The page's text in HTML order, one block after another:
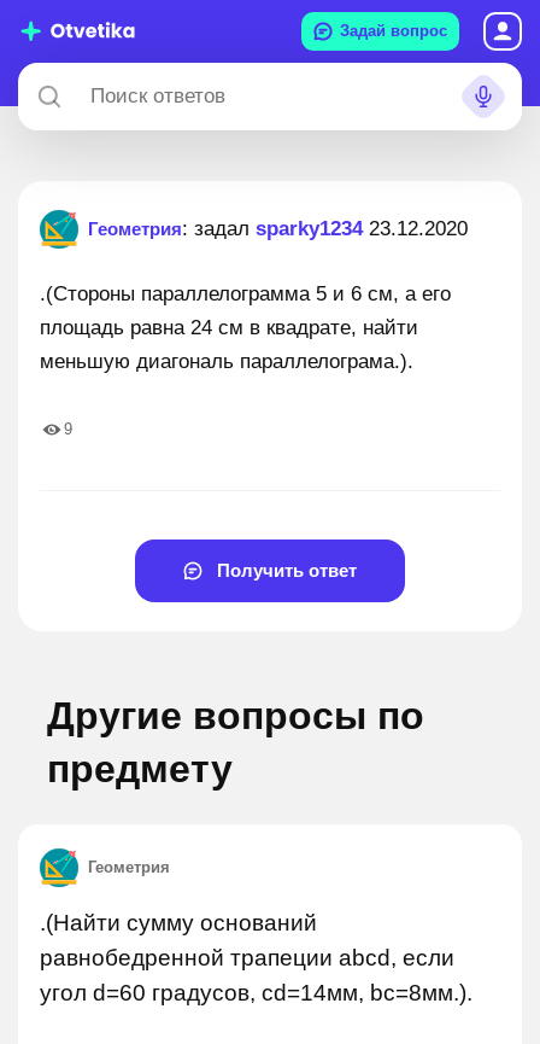
Задай вопрос
Геометрия: задал sparky123423.12.2020
.(Стороны параллелограмма 5 и 6 см, а его
площадь равна 24 см в квадрате, найти
меньшую диагональ параллелограма.).
9
Получить ответ
Другие вопросы по
предмету
Геометрия
.(Найти сумму оснований
равнобедренной трапеции abcd, если
угол d=60 градусов, cd=14мм, bc=8мм.).